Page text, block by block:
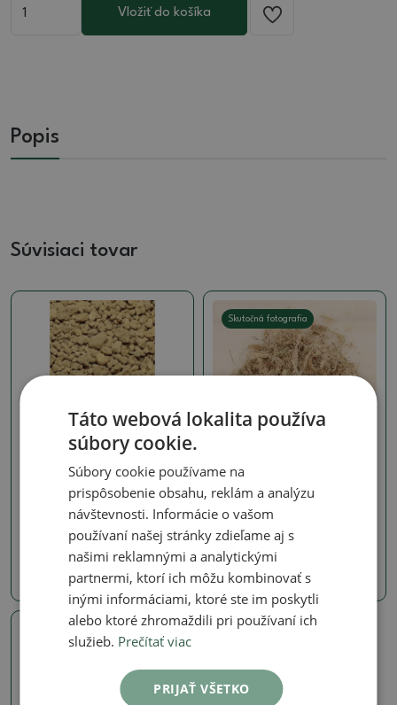
Vložiť do košíka
Popis
Súvisiaci tovar
Zeminy na kokedamy
Akadama 2l
akadama2l
Skutočná fotografia
Sphagnum – rašelinník
1000 g
SKU:1573-sphagnum1000
30.98 €
Táto webová lokalita používa
súbory cookie.
Súbory cookie používame na
prispôsobenie obsahu, reklám a analýzu
návštevnosti. Informácie o vašom
používaní našej stránky zdieľame aj s
našimi reklamnými a analytickými
partnermi, ktorí ich môžu kombinovať s
inými informáciami, ktoré ste im poskytli
alebo ktoré zhromaždili pri používaní ich
služieb. Prečítať viac
PRIJAŤ VŠETKO